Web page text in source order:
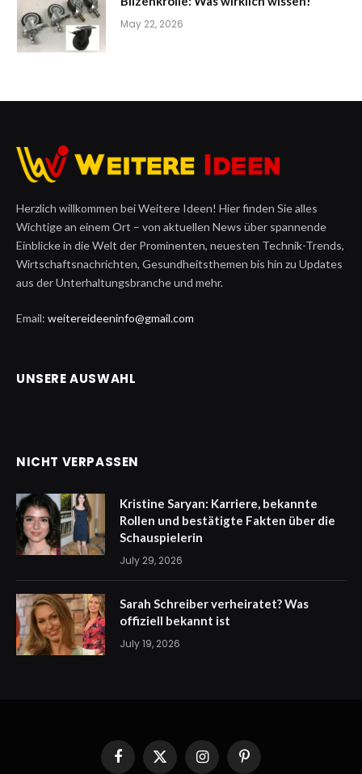
May 22, 2026
Herzlich willkommen bei Weitere Ideen! Hier finden Sie alles
Wichtige an einem Ort – von aktuellen News über spannende
Einblicke in die Welt der Prominenten, neuesten Technik-Trends,
Wirtschaftsnachrichten, Gesundheitsthemen bis hin zu Updates
aus der Unterhaltungsbranche und mehr.
Email: weitereideeninfo@gmail.com
UNSERE AUSWAHL
NICHT VERPASSEN
Kristine Saryan: Karriere, bekannte
Rollen und bestätigte Fakten über die
Schauspielerin
July 29, 2026
Sarah Schreiber verheiratet? Was
offiziell bekannt ist
July 19, 2026
FacebookX
InstagramPinterest